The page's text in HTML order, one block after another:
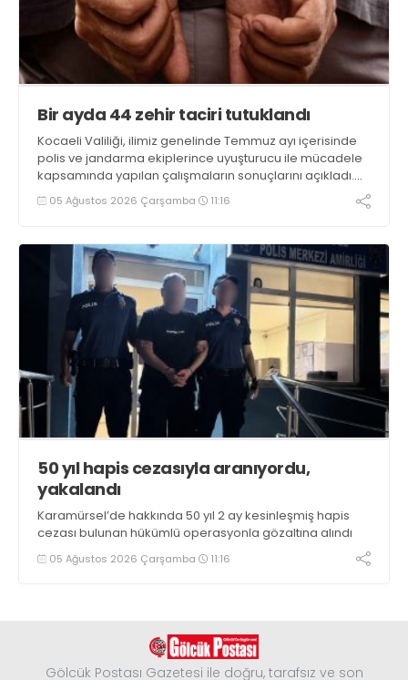
Bir ayda 44 zehir taciri tutuklandı
Kocaeli Valiliği, ilimiz genelinde Temmuz ayı içerisinde
polis ve jandarma ekiplerince uyuşturucu ile mücadele
kapsamında yapılan çalışmaların sonuçlarını açıkladı.
Çalışmalar sonucunda uyuşturucu ve uyarıcı madde
kullanan, ticaretini ve sevkiyatını yapan 44 şahıs
05 Ağustos 2026 Çarşamba 11:16
50 yıl hapis cezasıyla aranıyordu,
yakalandı
Karamürsel’de hakkında 50 yıl 2 ay kesinleşmiş hapis
cezası bulunan hükümlü operasyonla gözaltına alındı
05 Ağustos 2026 Çarşamba 11:16
Gölcük Postası Gazetesi ile doğru, tarafsız ve son